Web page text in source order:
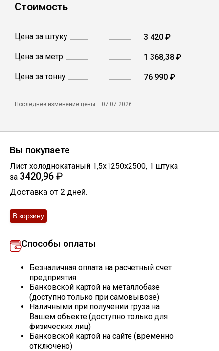
Сетка кладочная
Круги абразивные
Скобо-гибочные изделия
Остальное
Стоимость
Цена за штуку 3 420 ₽
Цена за метр 1 368,38 ₽
Цена за тонну 76 990 ₽
Последнее изменение цены: 07.07.2026
Вы покупаете
Лист холоднокатаный 1,5х1250х2500, 1 штука
за 3420,96 ₽
Доставка от 2 дней.
Способы оплаты
Безналичная оплата на расчетный счет
предприятия
Банковской картой на металлобазе
(доступно только при самовывозе)
Наличными при получении груза на
Вашем объекте (доступно только для
физических лиц)
Банковской картой на сайте (временно
отключено)